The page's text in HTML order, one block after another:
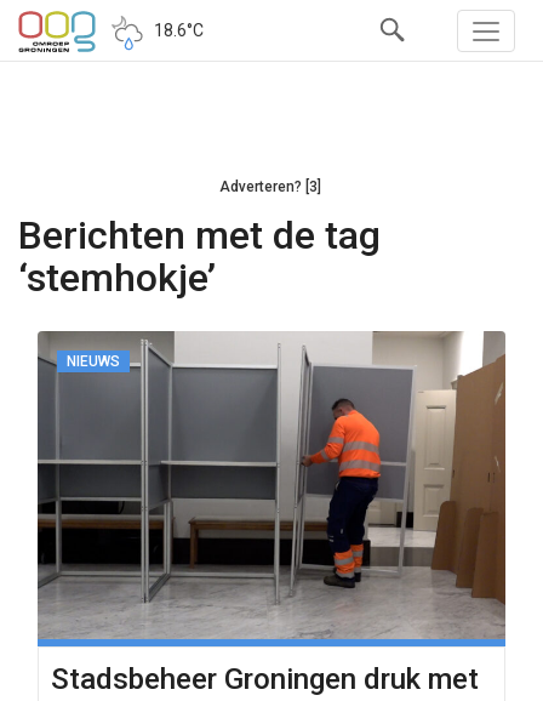
18.6°C
Adverteren? [3]
Berichten met de tag
‘stemhokje’
NIEUWS
Stadsbeheer Groningen druk met